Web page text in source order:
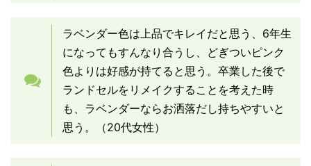
ラベンダー色は上品でキレイだと思う、6年生
になってもすんなり合うし、どぎついピンク
色よりは好感が持てると思う。卒業した後で
ランドセルをリメイクすることを考えた時
も、ラベンダーならお洒落だし持ちやすいと
思う。（20代女性）